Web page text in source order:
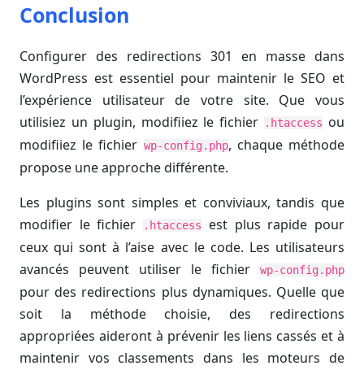
Conclusion
Configurer des redirections 301 en masse dans
WordPress est essentiel pour maintenir le SEO et
l’expérience utilisateur de votre site. Que vous
utilisiez un plugin, modifiiez le fichier
.htaccess ou
modifiiez le fichier wp-config.php, chaque méthode
propose une approche différente.
Les plugins sont simples et conviviaux, tandis que
modifier le fichier
.htaccess
est plus rapide pour
ceux qui sont à l’aise avec le code. Les utilisateurs
avancés peuvent utiliser le fichier
wp-config.php
pour des redirections plus dynamiques. Quelle que
soit la méthode choisie, des redirections
appropriées aideront à prévenir les liens cassés et à
maintenir vos classements dans les moteurs de